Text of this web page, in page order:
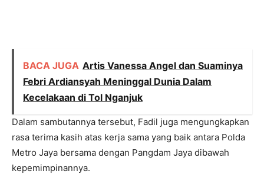
BACA JUGA Artis Vanessa Angel dan Suaminya
Febri Ardiansyah Meninggal Dunia Dalam
Kecelakaan di Tol Nganjuk
Dalam sambutannya tersebut, Fadil juga mengungkapkan
rasa terima kasih atas kerja sama yang baik antara Polda
Metro Jaya bersama dengan Pangdam Jaya dibawah
kepemimpinannya.